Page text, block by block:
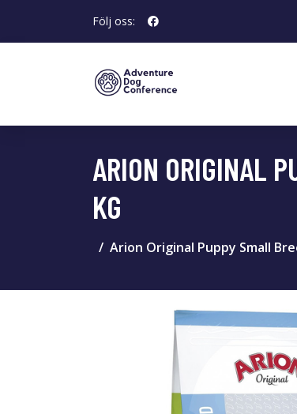
Följ oss:
ARION ORIGINAL
KG
Arion Original Puppy Small